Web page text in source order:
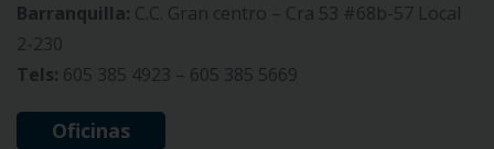
Barranquilla: C.C. Gran centro – Cra 53 #68b-57 Local
2-230
Tels: 605 385 4923 – 605 385 5669
Oficinas